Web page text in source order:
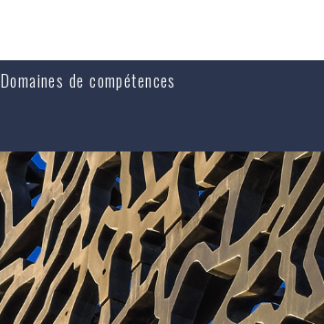
Domaines de compétences
Droit médical
Droit des assurances
Droit civil, des personnes et de la famille
Droit immobilier
Droit public et droit de l'urbanisme
Vente immobilière et enchères